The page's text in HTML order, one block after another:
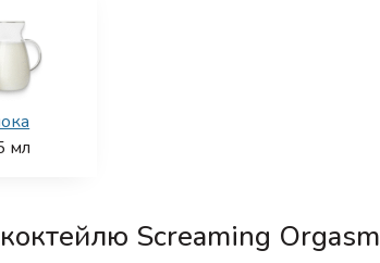
мл
Screaming Orgasm